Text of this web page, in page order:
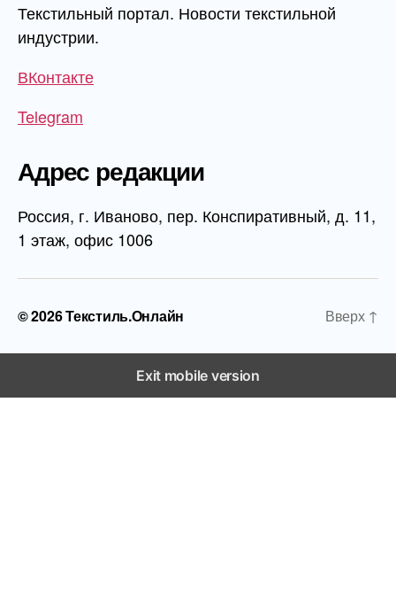
Текстильный портал. Новости текстильной
индустрии.
ВКонтакте
Telegram
Адрес редакции
Россия, г. Иваново, пер. Конспиративный, д. 11,
1 этаж, офис 1006
© 2026Текстиль.Онлайн Вверх ↑
Exit mobile version